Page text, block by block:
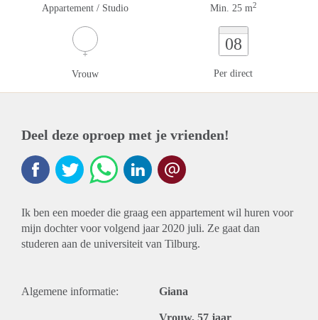
Appartement / Studio Min. 25 m2
Vrouw
08
Per direct
Deel deze oproep met je vrienden!
Ik ben een moeder die graag een appartement wil huren voor
mijn dochter voor volgend jaar 2020 juli. Ze gaat dan
studeren aan de universiteit van Tilburg.
Algemene informatie: Giana
Vrouw, 57 jaar